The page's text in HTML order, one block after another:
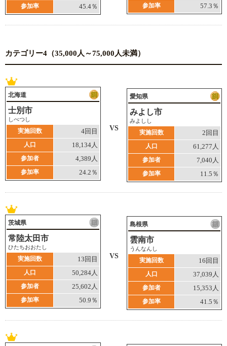
参加率 45.4％ 参加率 57.3％
カテゴリー4（35,000人～75,000人未満）
北海道
士別市
しべつし
実施回数 4回目
人口 18,134人
参加者 4,389人
参加率 24.2％
VS
愛知県
みよし市
みよしし
実施回数 2回目
人口 61,277人
参加者 7,040人
参加率 11.5％
茨城県
常陸太田市
ひたちおおたし
実施回数 13回目
人口 50,284人
参加者 25,602人
参加率 50.9％
VS
島根県
雲南市
うんなんし
実施回数 16回目
人口 37,039人
参加者 15,353人
参加率 41.5％